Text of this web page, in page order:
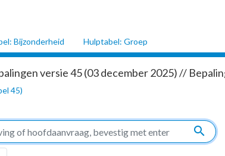
Bijzonderheid Hulptabel: Groep
versie 45 (03 december 2025) //
45)
search